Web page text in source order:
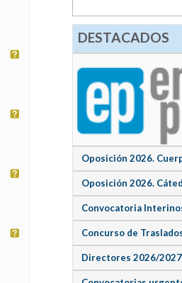
DESTACADOS
Oposición 2026.
Oposición 2026.
Convocatoria
Concurso de
Directores 2026/2027